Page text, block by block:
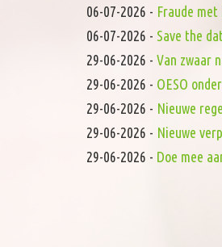
06-07-2026 - Fraude
06-07-2026 - Save the
29-06-2026 - Van zwaar
29-06-2026 - OESO
29-06-2026 - Nieuwe
29-06-2026 - Nieuwe
29-06-2026 - Doe mee